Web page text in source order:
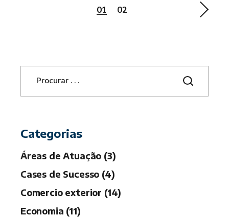
Paginação
01 02
S
c
Categorias
Áreas de Atuação (3)
Cases de Sucesso (4)
Comercio exterior (14)
Economia (11)